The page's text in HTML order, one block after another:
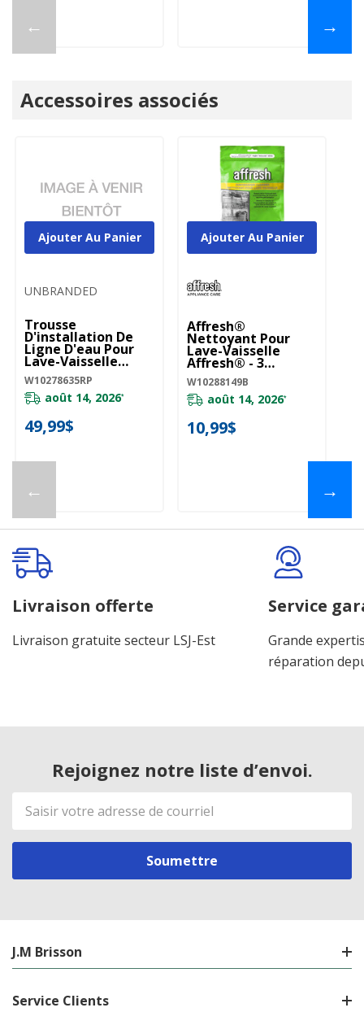
← →
Accessoires associés
←
UNBRANDED
Trousse
D'installation De
Ligne D'eau Pour
Lave-Vaisselle
W10278635RP
W10278635RP
août 14, 2026*
49,99$
Ajouter Au Panier
Affresh®
Nettoyant Pour
Lave-Vaisselle
Affresh® - 3
Pastilles
W10288149B
W10288149B
août 14, 2026*
10,99$
Ajouter Au Panier
→
Livraison offerte
Livraison gratuite secteur LSJ-Est
Service
Grande
réparation
Rejoignez notre liste d’envoi.
Adresse
de
courriel
J.M Brisson
Service Clients